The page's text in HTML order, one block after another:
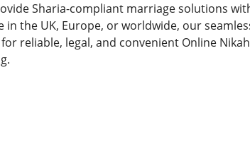
Sharia-compliant marriage solutions
the UK, Europe, or worldwide, our
reliable, legal, and convenient Online